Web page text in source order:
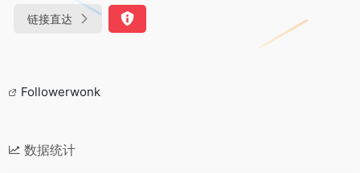
链接直达
Followerwonk
数据统计